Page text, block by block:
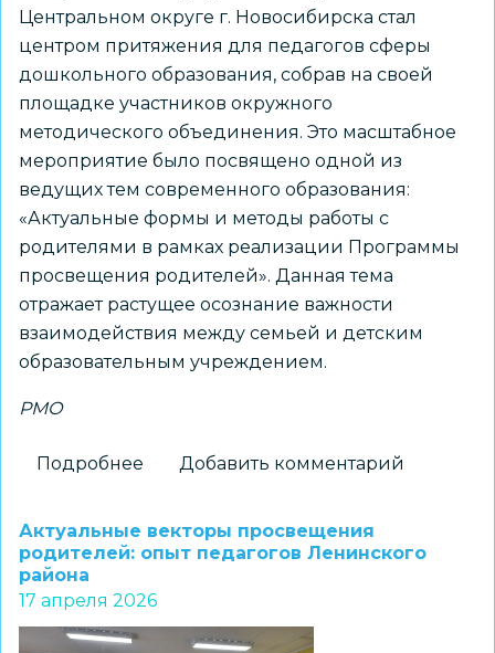
Центральном округе г. Новосибирска стал
центром притяжения для педагогов сферы
дошкольного образования, собрав на своей
площадке участников окружного
методического объединения. Это масштабное
мероприятие было посвящено одной из
ведущих тем современного образования:
«Актуальные формы и методы работы с
родителями в рамках реализации Программы
просвещения родителей». Данная тема
отражает растущее осознание важности
взаимодействия между семьей и детским
образовательным учреждением.
РМО
Подробнее
образовательных
приняли
участие
Добавить комментарий
Актуальные векторы просвещения
родителей: опыт педагогов Ленинского
района
17 апреля 2026